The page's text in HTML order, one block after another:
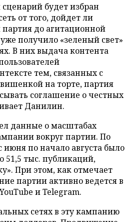
будет избран
от того, дойдет ли
партия до агитационной
получило «зеленый свет»
В них выдача контента
тем, связанных с
на торте, партия
соглашение о честных
Данилин.
данные о масштабах
вокруг партии. По
июня по начало августа было
51,5 тыс. публикаций,
При этом, как отмечает
партии активно ведется в
и Telegram.
сетях в эту кампанию